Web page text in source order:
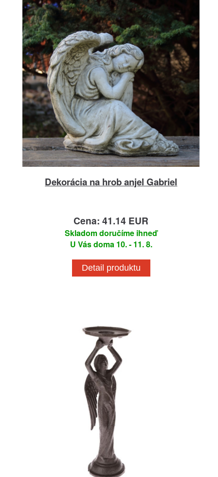
Dekorácia na hrob anjel Gabriel
Cena: 41.14 EUR
Skladom doručíme ihneď
U Vás doma 10. - 11. 8.
Detail produktu